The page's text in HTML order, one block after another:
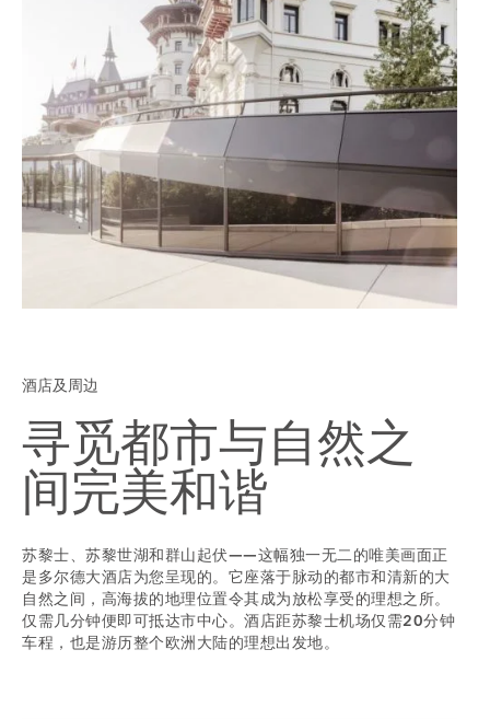
酒店及周边
寻觅都市与自然之
间完美和谐
苏黎士、苏黎世湖和群山起伏——这幅独一无二的唯美画面正
是多尔德大酒店为您呈现的。它座落于脉动的都市和清新的大
自然之间，高海拔的地理位置令其成为放松享受的理想之所。
仅需几分钟便即可抵达市中心。酒店距苏黎士机场仅需20分钟
车程，也是游历整个欧洲大陆的理想出发地。